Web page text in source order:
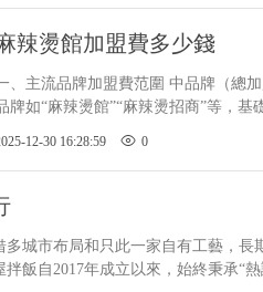
辣燙館加盟費多少錢
、主流品牌加盟費范圍 中品牌（總
牌如“麻辣燙館”“麻辣燙招商”等，基
12-30 16:28:59 0
多城市布局和只此一家自有工藝，長
自2017年成立以來，始終秉承“熱